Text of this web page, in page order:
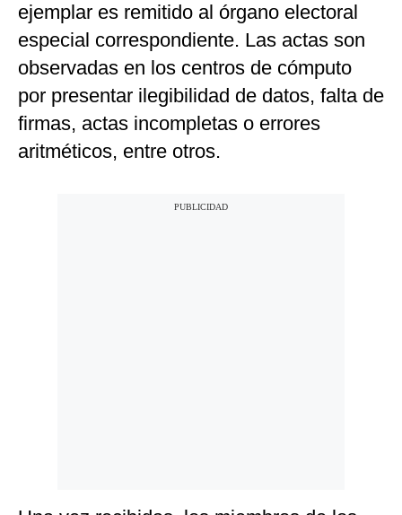
ejemplar es remitido al órgano electoral
especial correspondiente. Las actas son
observadas en los centros de cómputo
por presentar ilegibilidad de datos, falta de
firmas, actas incompletas o errores
aritméticos, entre otros.